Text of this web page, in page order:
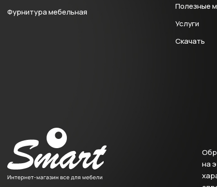
Фурнитура мебельная
Полезные
Услуги
Скачать
на